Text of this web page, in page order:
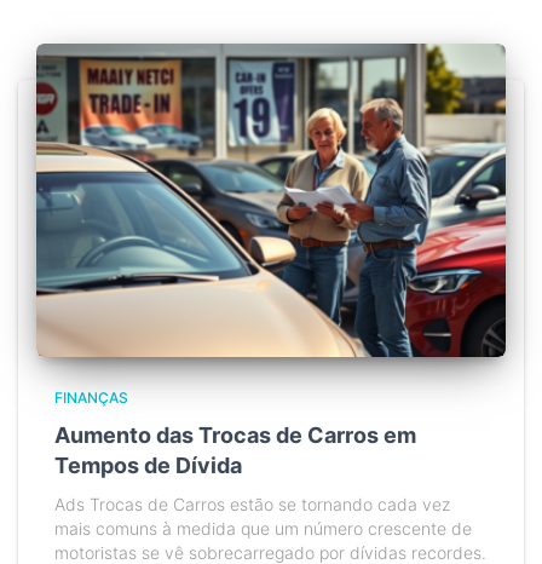
FINANÇAS
Aumento das Trocas de Carros em
Tempos de Dívida
Ads Trocas de Carros estão se tornando cada vez
mais comuns à medida que um número crescente de
motoristas se vê sobrecarregado por dívidas recordes.